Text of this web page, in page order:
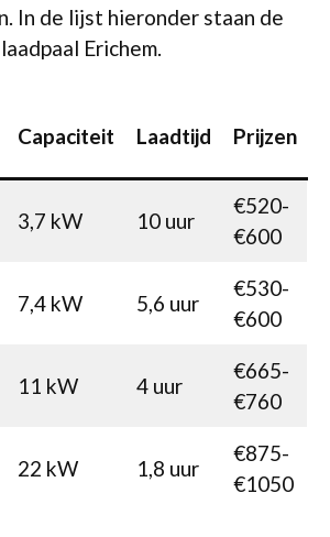
In de lijst hieronder staan de
Erichem.
Capaciteit Laadtijd Prijzen
3,7 kW 10 uur
€520-
€600
7,4 kW 5,6 uur
€530-
€600
11 kW 4 uur
€665-
€760
22 kW 1,8 uur
€875-
€1050